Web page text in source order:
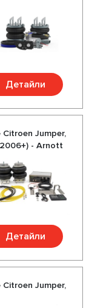
Детайли
Jumper,
- Arnott
Детайли
Jumper,